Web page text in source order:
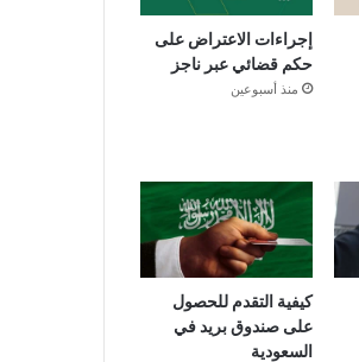
ا
إجراءات الاعتراض على
حكم قضائي عبر ناجز
منذ أسبوعين
كيفية التقدم للحصول
على صندوق بريد في
السعودية